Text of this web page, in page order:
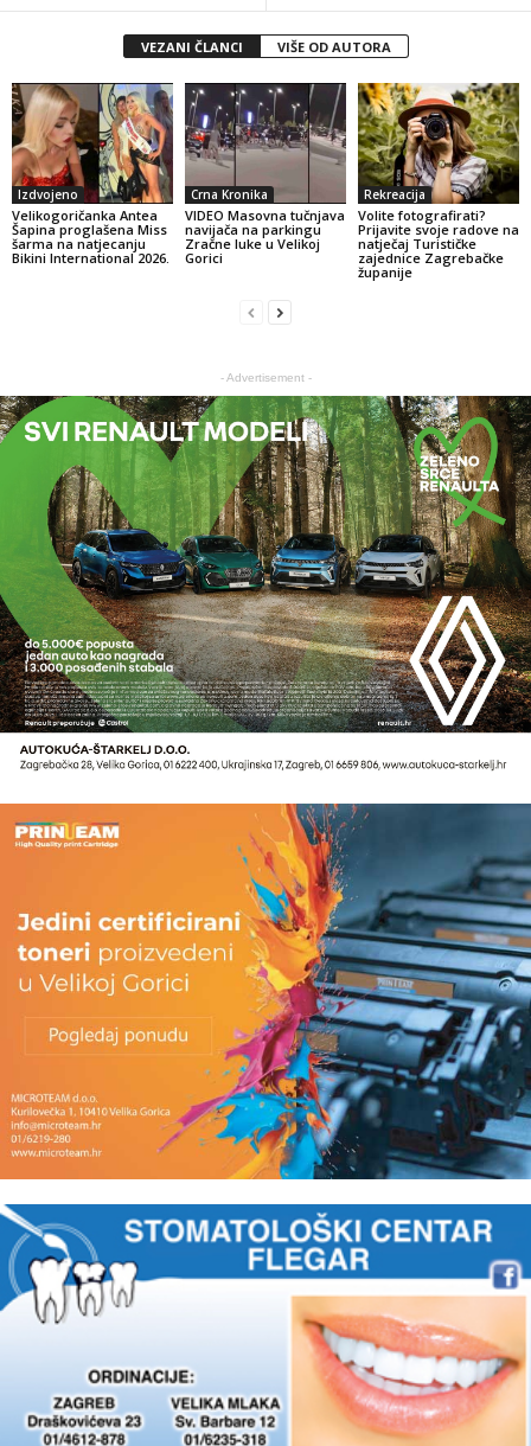
VEZANI ČLANCI VIŠE OD AUTORA
Izdvojeno
Velikogoričanka Antea
Šapina proglašena Miss
šarma na natjecanju
Bikini International 2026.
Crna Kronika
VIDEO Masovna tučnjava
navijača na parkingu
Zračne luke u Velikoj
Gorici
Rekreacija
Volite fotografirati?
Prijavite svoje radove na
natječaj Turističke
zajednice Zagrebačke
županije
- Advertisement -